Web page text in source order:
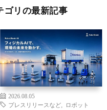
ゴリの最新記事
2026.08.05
プレスリリースなど
ロボット